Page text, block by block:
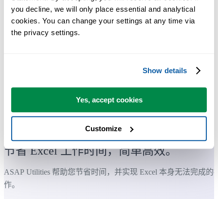
you decline, we will only place essential and analytical
cookies. You can change your settings at any time via
the privacy settings.
Show details
Yes, accept cookies
Customize
许多 Excel 用户希望 Excel 内置的实用工具
节省 Excel 工作时间，简单高效。
ASAP Utilities 帮助您节省时间，并实现 Excel 本身无法完成的
作。